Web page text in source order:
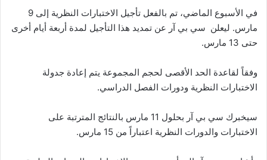
في الأسبوع الماضي، تم بالفعل تأجيل الاختبارات النظرية إلى 9
مارس. ليعلن سي بي آر عن تمديد هذا التأجيل لمدة أربعة أيام أخرى
حتى 13 مارس.
وفقاً لقاعدة الحد الأقصى لحجم المجموعة يتم إعادة جدولة
الاختبارات النظرية ودورات الفصل الدراسي.
سيخبرك سي بي آر بحلول 11 مارس بالنتائج المترتبة على
الاختبارات والدورات النظرية اعتباراً من 15 مارس.